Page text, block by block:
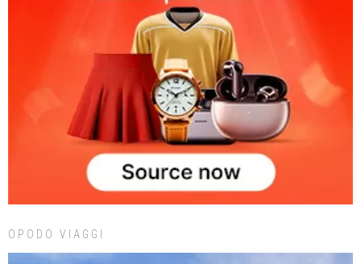
OPODO VIAGGI